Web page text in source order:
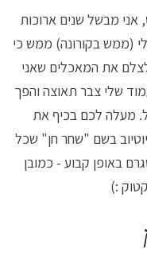
אני מבשל שנים ארוכות
(ממש בקורונה) ממש כי
את המאכלים שאני
שלי צבר תאוצה והפך
מעלה לכם בכיף את
בשם "שחר חן" שכל
באופן קבוע - כמובן
:)